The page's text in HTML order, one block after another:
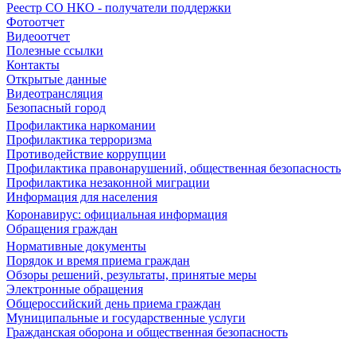
Реестр СО НКО - получатели поддержки
Фотоотчет
Видеоотчет
Полезные ссылки
Контакты
Открытые данные
Видеотрансляция
Безопасный город
Профилактика наркомании
Профилактика терроризма
Противодействие коррупции
Профилактика правонарушений, общественная безопасность
Профилактика незаконной миграции
Информация для населения
Коронавирус: официальная информация
Обращения граждан
Нормативные документы
Порядок и время приема граждан
Обзоры решений, результаты, принятые меры
Электронные обращения
Общероссийский день приема граждан
Муниципальные и государственные услуги
Гражданская оборона и общественная безопасность